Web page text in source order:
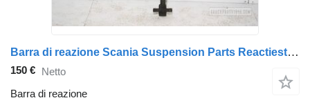
Barra di reazione Scania Suspension Parts Reactiestang Vooras 1393298 per camion
150 € Netto
Barra di reazione